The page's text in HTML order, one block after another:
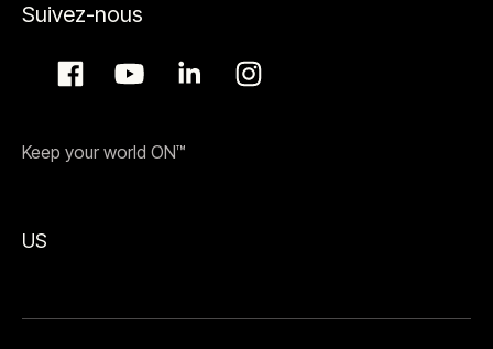
Suivez-nous
Keep your world ON™
US